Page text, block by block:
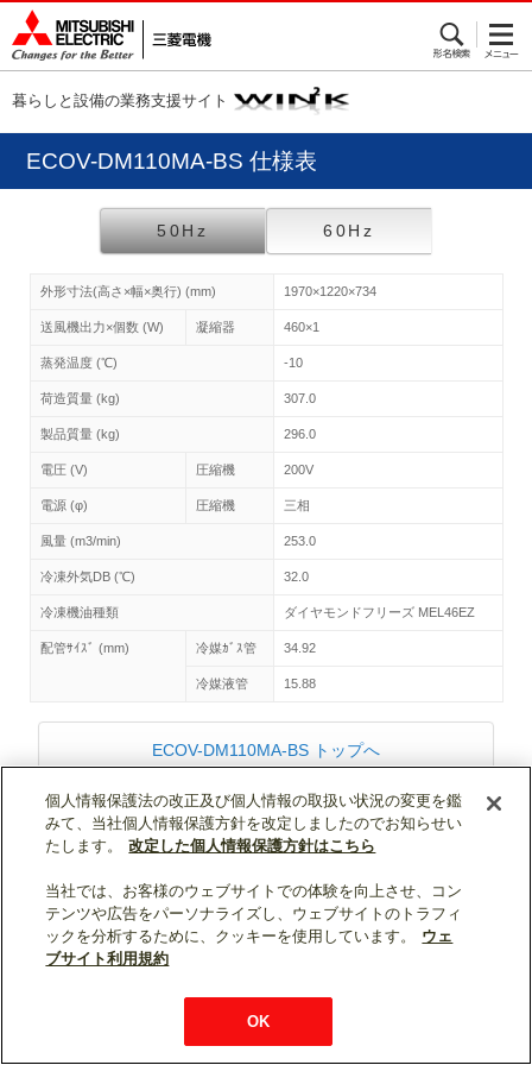
暮らしと設備の業務支援サイト
ECOV-DM110MA-BS 仕様表
50Hz 60Hz
外形寸法(高さ×幅×奥行) (mm) 1970×1220×734
送風機出力×個数 (W) 凝縮器 460×1
蒸発温度 (℃) -10
荷造質量 (kg) 307.0
製品質量 (kg) 296.0
電圧 (V) 圧縮機 200V
電源 (φ) 圧縮機 三相
風量 (m3/min) 253.0
冷凍外気DB (℃) 32.0
冷凍機油種類 ダイヤモンドフリーズ MEL46EZ
配管ｻｲｽﾞ (mm) 冷媒ｶﾞｽ管 34.92
冷媒液管 15.88
ECOV-DM110MA-BS トップへ
ページトップへ戻る
表示モード： スマートフォン PC
WIN2K利用規約 ウェブサイト利用規約
個人情報保護について
個人情報保護法の改正及び個人情報の取扱い状況の変更を鑑
みて、当社個人情報保護方針を改定しましたのでお知らせい
たします。
改定した個人情報保護方針はこちら
当社では、お客様のウェブサイトでの体験を向上させ、コン
テンツや広告をパーソナライズし、ウェブサイトのトラフィ
ックを分析するために、クッキーを使用しています。
ウェ
ブサイト利用規約
OK